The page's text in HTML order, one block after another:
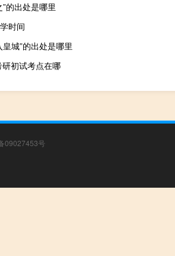
的出处是哪里
时间
城”的出处是哪里
初试考点在哪
09027453号